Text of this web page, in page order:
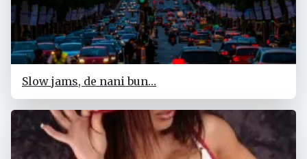
Slow jams, de nani bun…